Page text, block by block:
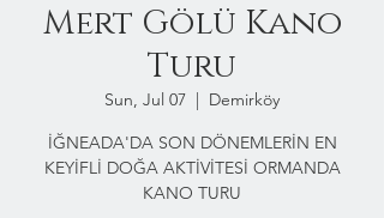
Mert Gölü Kano
Turu
Sun, Jul 07
  |
Demirköy
İĞNEADA'DA SON DÖNEMLERİN EN
KEYİFLİ DOĞA AKTİVİTESİ ORMANDA
KANO TURU